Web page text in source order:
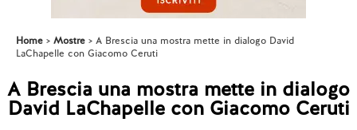
Home Mostre
A Brescia una mostra mette in dialogo David
LaChapelle con Giacomo Ceruti
A Brescia una mostra mette in dialogo
David LaChapelle con Giacomo Ceruti